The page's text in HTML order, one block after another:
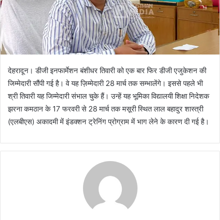
a
i
l
देहरादून। डीजी इनफार्मेशन बंशीधर तिवारी को एक बार फिर डीजी एजुकेशन की
जिम्मेदारी सौंपी गई है। वे यह ज़िम्मेदारी 28 मार्च तक सम्भालेंगे। इससे पहले भी
श्री तिवारी यह जिम्मेदारी संभाल चुके हैं। उन्हें यह भूमिका विद्यालयी शिक्षा निदेशक
झरना कमठान के 17 फरवरी से 28 मार्च तक मसूरी स्थित लाल बहादुर शास्त्री
(एलबीएस) अकादमी में इंडक्शन ट्रेनिंग प्रोग्राम में भाग लेने के कारण दी गई है।